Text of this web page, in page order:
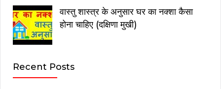
वास्तु शास्त्र के अनुसार घर का नक्शा कैसा
होना चाहिए (दक्षिणा मुखी)
Recent Posts